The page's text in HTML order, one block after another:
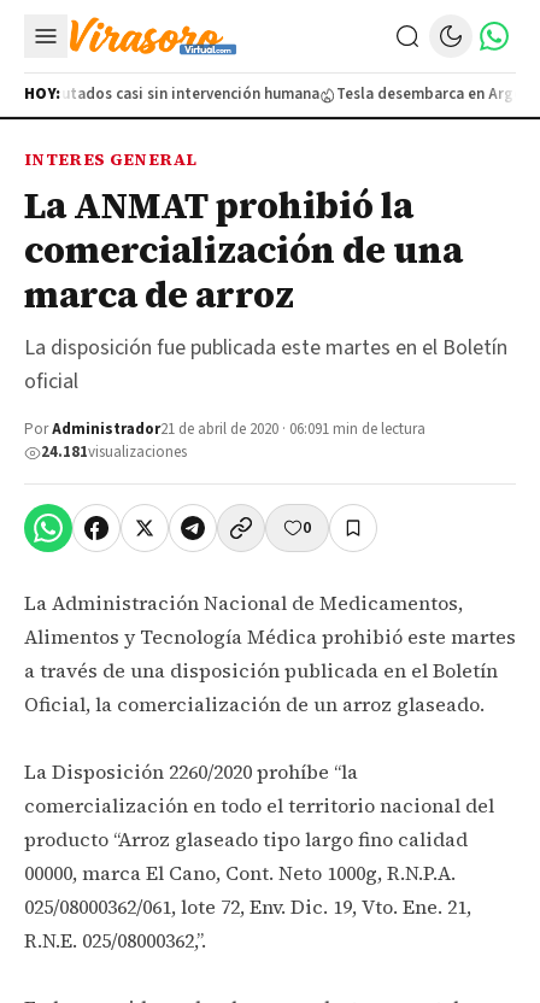
HOY:
ejecutados casi sin intervención humana Tesla desembarca en
INTERES GENERAL
La ANMAT prohibió la
comercialización de una
marca de arroz
La disposición fue publicada este martes en el Boletín
oficial
PorAdministrador21 de abril de 2020 · 06:091 min de lectura
24.181visualizaciones
0
La Administración Nacional de Medicamentos,
Alimentos y Tecnología Médica prohibió este martes
a través de una disposición publicada en el Boletín
Oficial, la comercialización de un arroz glaseado.
La Disposición 2260/2020 prohíbe “la
comercialización en todo el territorio nacional del
producto “Arroz glaseado tipo largo fino calidad
00000, marca El Cano, Cont. Neto 1000g, R.N.P.A.
025/08000362/061, lote 72, Env. Dic. 19, Vto. Ene. 21,
R.N.E. 025/08000362,”.